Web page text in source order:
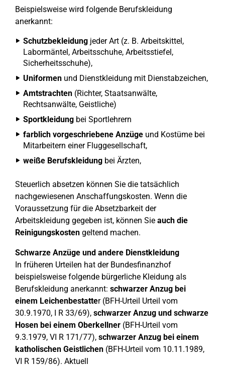
Beispielsweise wird folgende Berufskleidung
anerkannt:
Schutzbekleidung jeder Art (z. B. Arbeitskittel,
Labormäntel, Arbeitsschuhe, Arbeitsstiefel,
Sicherheitsschuhe),
Uniformen und Dienstkleidung mit Dienstabzeichen,
Amtstrachten (Richter, Staatsanwälte,
Rechtsanwälte, Geistliche)
Sportkleidung bei Sportlehrern
farblich vorgeschriebene Anzüge und Kostüme bei
Mitarbeitern einer Fluggesellschaft,
weiße Berufskleidung bei Ärzten,
Steuerlich absetzen können Sie die tatsächlich
nachgewiesenen Anschaffungskosten. Wenn die
Voraussetzung für die Absetzbarkeit der
Arbeitskleidung gegeben ist, können Sie auch die
Reinigungskosten geltend machen.
Schwarze Anzüge und andere Dienstkleidung
In früheren Urteilen hat der Bundesfinanzhof
beispielsweise folgende bürgerliche Kleidung als
Berufskleidung anerkannt: schwarzer Anzug bei
einem Leichenbestatter (BFH-Urteil Urteil vom
30.9.1970, I R 33/69), schwarzer Anzug und schwarze
Hosen bei einem Oberkellner (BFH-Urteil vom
9.3.1979, VI R 171/77), schwarzer Anzug bei einem
katholischen Geistlichen (BFH-Urteil vom 10.11.1989,
VI R 159/86). Aktuell